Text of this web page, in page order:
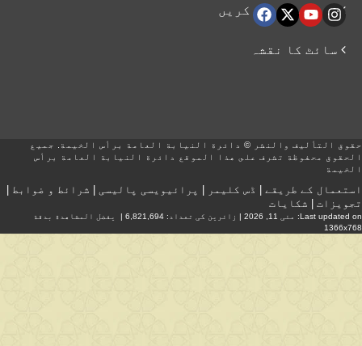
 ہماری اتباع کریں
 سائٹ کا نقشہ
حقوق التأليف والنشر © دائرة النيابة العامة برأس الخيمة. جميع
الحقوق محفوظة تشرف على هذا الموقع دائرة النيابة العامة برأس
الخيمة
استعمال کے طریقے ڈس کلیمر پرائیویسی پالیسی شرائط و ضوابط
تجویزات
شکایات
Last updated on: مئی 11, 2026
| زائرین کی تعداد: 6,821,694 | يفضل المشاهدة بدقة
1366x768